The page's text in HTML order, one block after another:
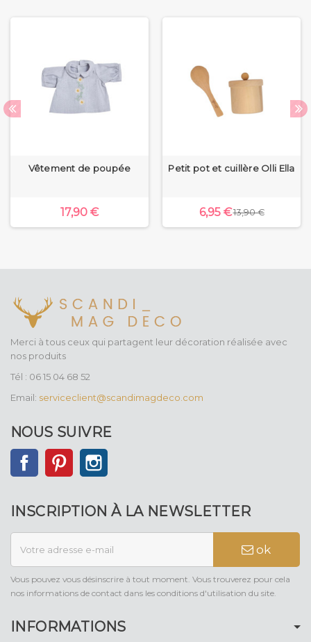
Vêtement de poupée
17,90 €
Petit pot et cuillère Olli Ella
6,95 €13,90 €
Merci à tous ceux qui partagent leur décoration réalisée avec
nos produits
Tél : 06 15 04 68 52
Email: serviceclient@scandimagdeco.com
NOUS SUIVRE
FacebookPinterest
INSCRIPTION À LA NEWSLETTER
ok
Vous pouvez vous désinscrire à tout moment. Vous trouverez pour cela
nos informations de contact dans les conditions d'utilisation du site.
INFORMATIONS